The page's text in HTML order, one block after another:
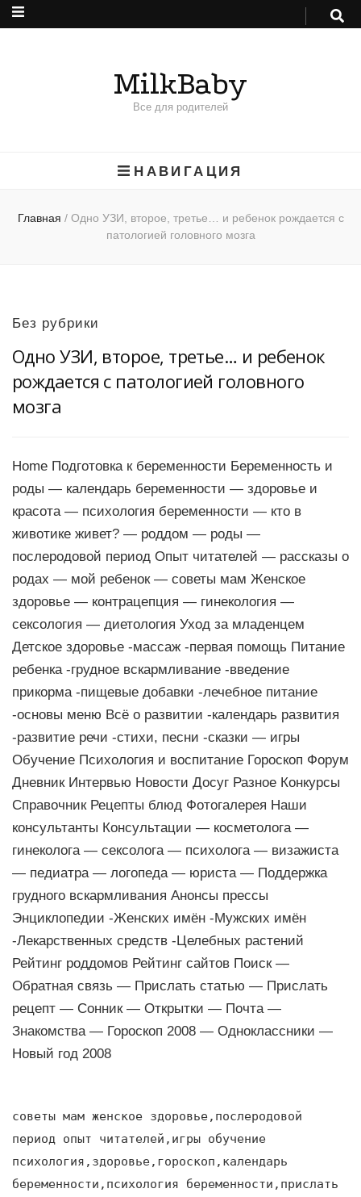
MilkBaby
Все для родителей
НАВИГАЦИЯ
Главная / Одно УЗИ, второе, третье… и ребенок рождается с
патологией головного мозга
Без рубрики
Одно УЗИ, второе, третье… и ребенок
рождается с патологией головного
мозга
Home Подготовка к беременности Беременность и
роды — календарь беременности — здоровье и
красота — психология беременности — кто в
животике живет? — роддом — роды —
послеродовой период Опыт читателей — рассказы о
родах — мой ребенок — советы мам Женское
здоровье — контрацепция — гинекология —
сексология — диетология Уход за младенцем
Детское здоровье -массаж -первая помощь Питание
ребенка -грудное вскармливание -введение
прикорма -пищевые добавки -лечебное питание
-основы меню Всё о развитии -календарь развития
-развитие речи -стихи, песни -сказки — игры
Обучение Психология и воспитание Гороскоп Форум
Дневник Интервью Новости Досуг Разное Конкурсы
Справочник Рецепты блюд Фотогалерея Наши
консультанты Консультации — косметолога —
гинеколога — сексолога — психолога — визажиста
— педиатра — логопеда — юриста — Поддержка
грудного вскармливания Анонсы прессы
Энциклопедии -Женских имён -Мужских имён
-Лекарственных средств -Целебных растений
Рейтинг роддомов Рейтинг сайтов Поиск —
Обратная связь — Прислать статью — Прислать
рецепт — Сонник — Открытки — Почта —
Знакомства — Гороскоп 2008 — Одноклассники —
Новый год 2008
советы мам женское здоровье,послеродовой
период опыт читателей,игры обучение
психология,здоровье,гороскоп,календарь
беременности,психология беременности,прислать